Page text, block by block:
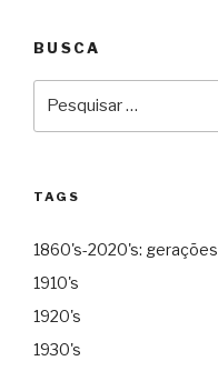
BUSCA
TAGS
1860's-2020's: gerações
1910's
1920's
1930's